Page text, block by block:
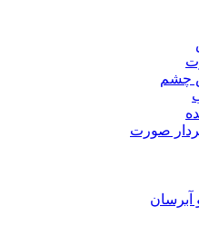
چشم
صورت